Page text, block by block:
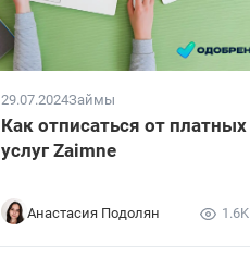
29.07.2024Займы
Как отписаться от платных
услуг Zaimne
Анастасия Подолян 1.6K